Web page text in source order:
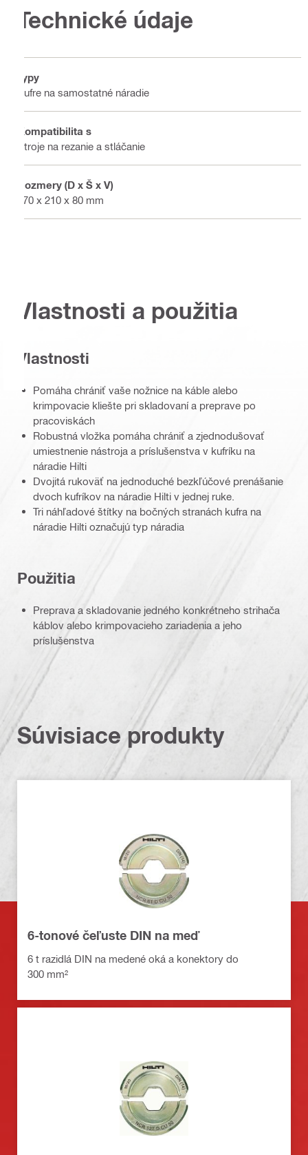
Technické údaje
Typy
Kufre na samostatné náradie
Kompatibilita s
Stroje na rezanie a stláčanie
Rozmery (D x Š x V)
270 x 210 x 80 mm
Vlastnosti a použitia
Vlastnosti
Pomáha chrániť vaše nožnice na káble alebo
krimpovacie kliešte pri skladovaní a preprave po
pracoviskách
Robustná vložka pomáha chrániť a zjednodušovať
umiestnenie nástroja a príslušenstva v kufríku na
náradie Hilti
Dvojitá rukoväť na jednoduché bezkľúčové prenášanie
dvoch kufríkov na náradie Hilti v jednej ruke.
Tri náhľadové štítky na bočných stranách kufra na
náradie Hilti označujú typ náradia
Použitia
Preprava a skladovanie jedného konkrétneho strihača
káblov alebo krimpovacieho zariadenia a jeho
príslušenstva
Súvisiace produkty
6-tonové čeľuste DIN na meď
6 t razidlá DIN na medené oká a konektory do
300 mm²